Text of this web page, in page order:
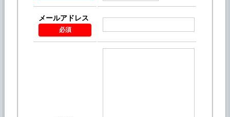
メールアドレス